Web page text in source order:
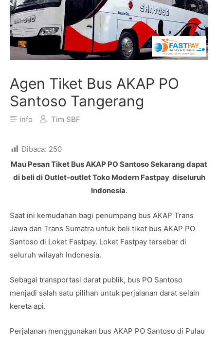
Agen Tiket Bus AKAP PO
Santoso Tangerang
info Tim SBF
Dibaca: 250
Mau Pesan Tiket Bus AKAP PO Santoso Sekarang dapat
di beli di Outlet-outlet Toko Modern Fastpay diseluruh
Indonesia.
Saat ini kemudahan bagi penumpang bus AKAP Trans
Jawa dan Trans Sumatra untuk beli tiket bus AKAP PO
Santoso di Loket Fastpay. Loket Fastpay tersebar di
seluruh wilayah Indonesia.
Sebagai transportasi darat publik, bus PO Santoso
menjadi salah satu pilihan untuk perjalanan darat selain
kereta api.
Perjalanan menggunakan bus AKAP PO Santoso di Pulau